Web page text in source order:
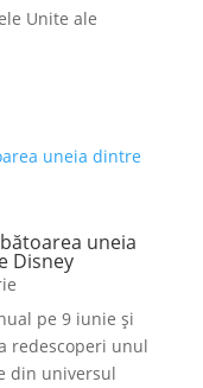
Unite ale
uneia
Disney
pe 9 iunie și
redescoperi unul
din universul